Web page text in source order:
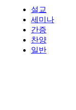
설교
세미나
간증
찬양
일반